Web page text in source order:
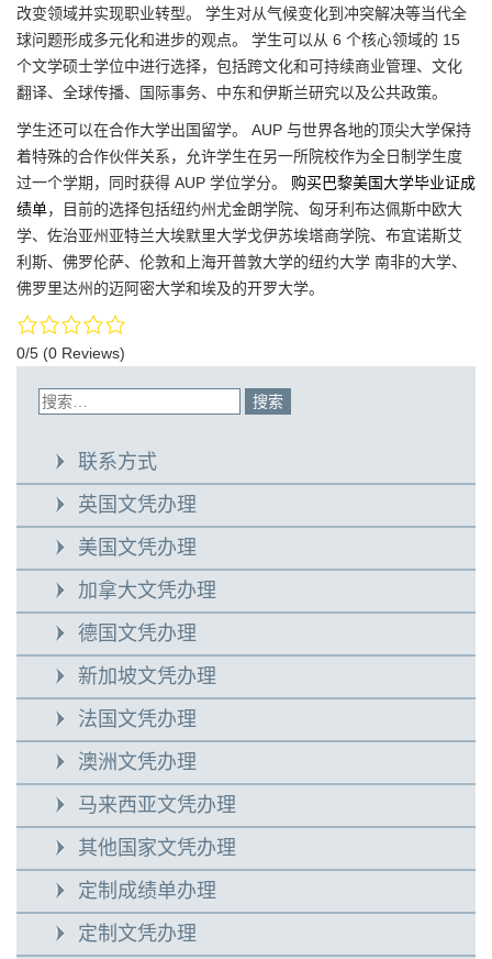
改变领域并实现职业转型。 学生对从气候变化到冲突解决等当代全
球问题形成多元化和进步的观点。 学生可以从 6 个核心领域的 15
个文学硕士学位中进行选择，包括跨文化和可持续商业管理、文化
翻译、全球传播、国际事务、中东和伊斯兰研究以及公共政策。
学生还可以在合作大学出国留学。 AUP 与世界各地的顶尖大学保持
着特殊的合作伙伴关系，允许学生在另一所院校作为全日制学生度
过一个学期，同时获得 AUP 学位学分。 购买巴黎美国大学毕业证成
绩单，目前的选择包括纽约州尤金朗学院、匈牙利布达佩斯中欧大
学、佐治亚州亚特兰大埃默里大学戈伊苏埃塔商学院、布宜诺斯艾
利斯、佛罗伦萨、伦敦和上海开普敦大学的纽约大学 南非的大学、
佛罗里达州的迈阿密大学和埃及的开罗大学。
0/5 (0 Reviews)
联系方式
英国文凭办理
美国文凭办理
加拿大文凭办理
德国文凭办理
新加坡文凭办理
法国文凭办理
澳洲文凭办理
马来西亚文凭办理
其他国家文凭办理
定制成绩单办理
定制文凭办理